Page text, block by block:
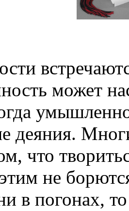
может
деяния.
что
не
в погонах,